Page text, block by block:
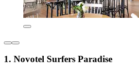
1. Novotel Surfers Paradise